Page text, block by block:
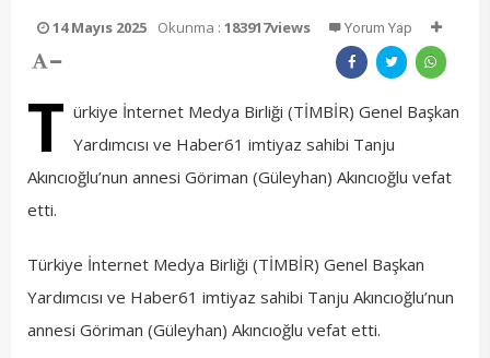
14 Mayıs 2025 Okunma :183917views Yorum Yap
T ürkiye İnternet Medya Birliği (TİMBİR) Genel Başkan
Yardımcısı ve Haber61 imtiyaz sahibi Tanju
Akıncıoğlu’nun annesi Göriman (Güleyhan) Akıncıoğlu vefat
etti.
Türkiye İnternet Medya Birliği (TİMBİR) Genel Başkan
Yardımcısı ve Haber61 imtiyaz sahibi Tanju Akıncıoğlu’nun
annesi Göriman (Güleyhan) Akıncıoğlu vefat etti.